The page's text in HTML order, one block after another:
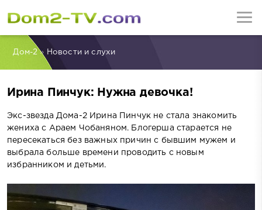
Дом-2» Новости и слухи
Ирина Пинчук: Нужна девочка!
Экс-звезда Дома-2 Ирина Пинчук не стала знакомить
жениха с Араем Чобаняном. Блогерша старается не
пересекаться без важных причин с бывшим мужем и
выбрала больше времени проводить с новым
избранником и детьми.